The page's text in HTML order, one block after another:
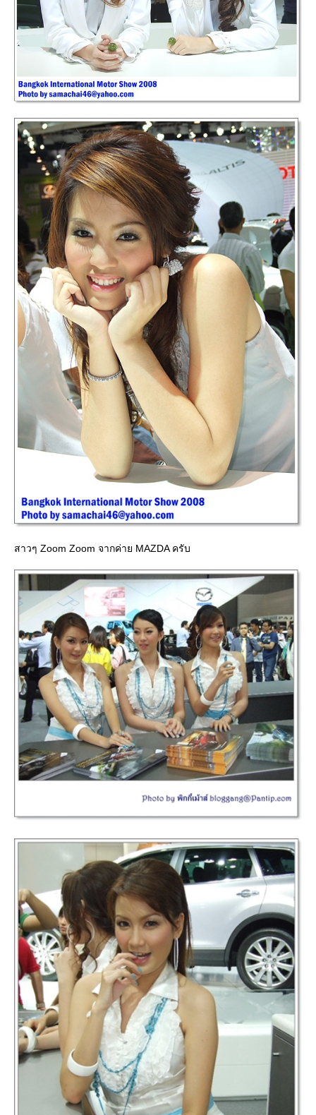
สาวๆ Zoom Zoom จากค่าย MAZDA ครับ